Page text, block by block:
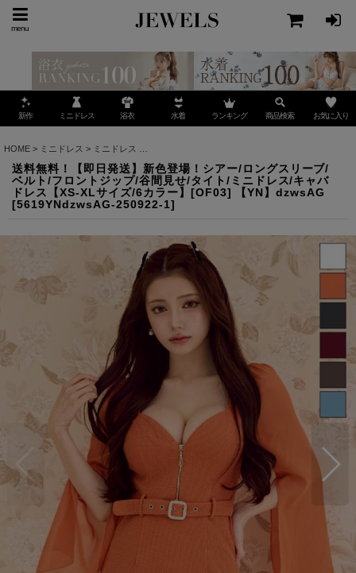
menu
新作 ミニドレス 浴衣 水着 ランキング 商品検索 お気に入り
HOME > ミニドレス > ミニドレス
送料無料！【即日発送】新色登場！シアー/ロングスリーブ/
ベルト/フロントジップ/谷間見せ/タイト/ミニドレス/キャバ
ドレス【XS-XLサイズ/6カラー】[OF03] 【YN】dzwsAG
[5619YNdzwsAG-250922-1]